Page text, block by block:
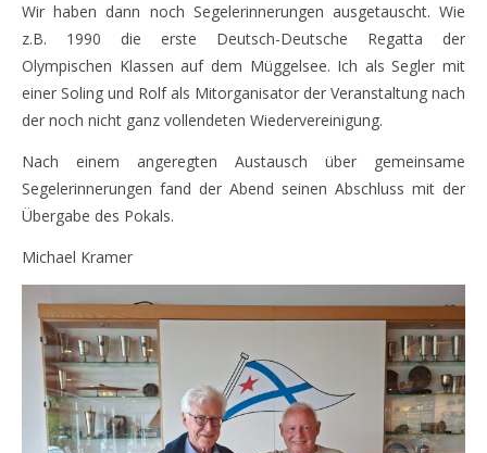
Wir haben dann noch Segelerinnerungen ausgetauscht. Wie
z.B. 1990 die erste Deutsch-Deutsche Regatta der
Olympischen Klassen auf dem Müggelsee. Ich als Segler mit
einer Soling und Rolf als Mitorganisator der Veranstaltung nach
der noch nicht ganz vollendeten Wiedervereinigung.
Nach einem angeregten Austausch über gemeinsame
Segelerinnerungen fand der Abend seinen Abschluss mit der
Übergabe des Pokals.
Michael Kramer